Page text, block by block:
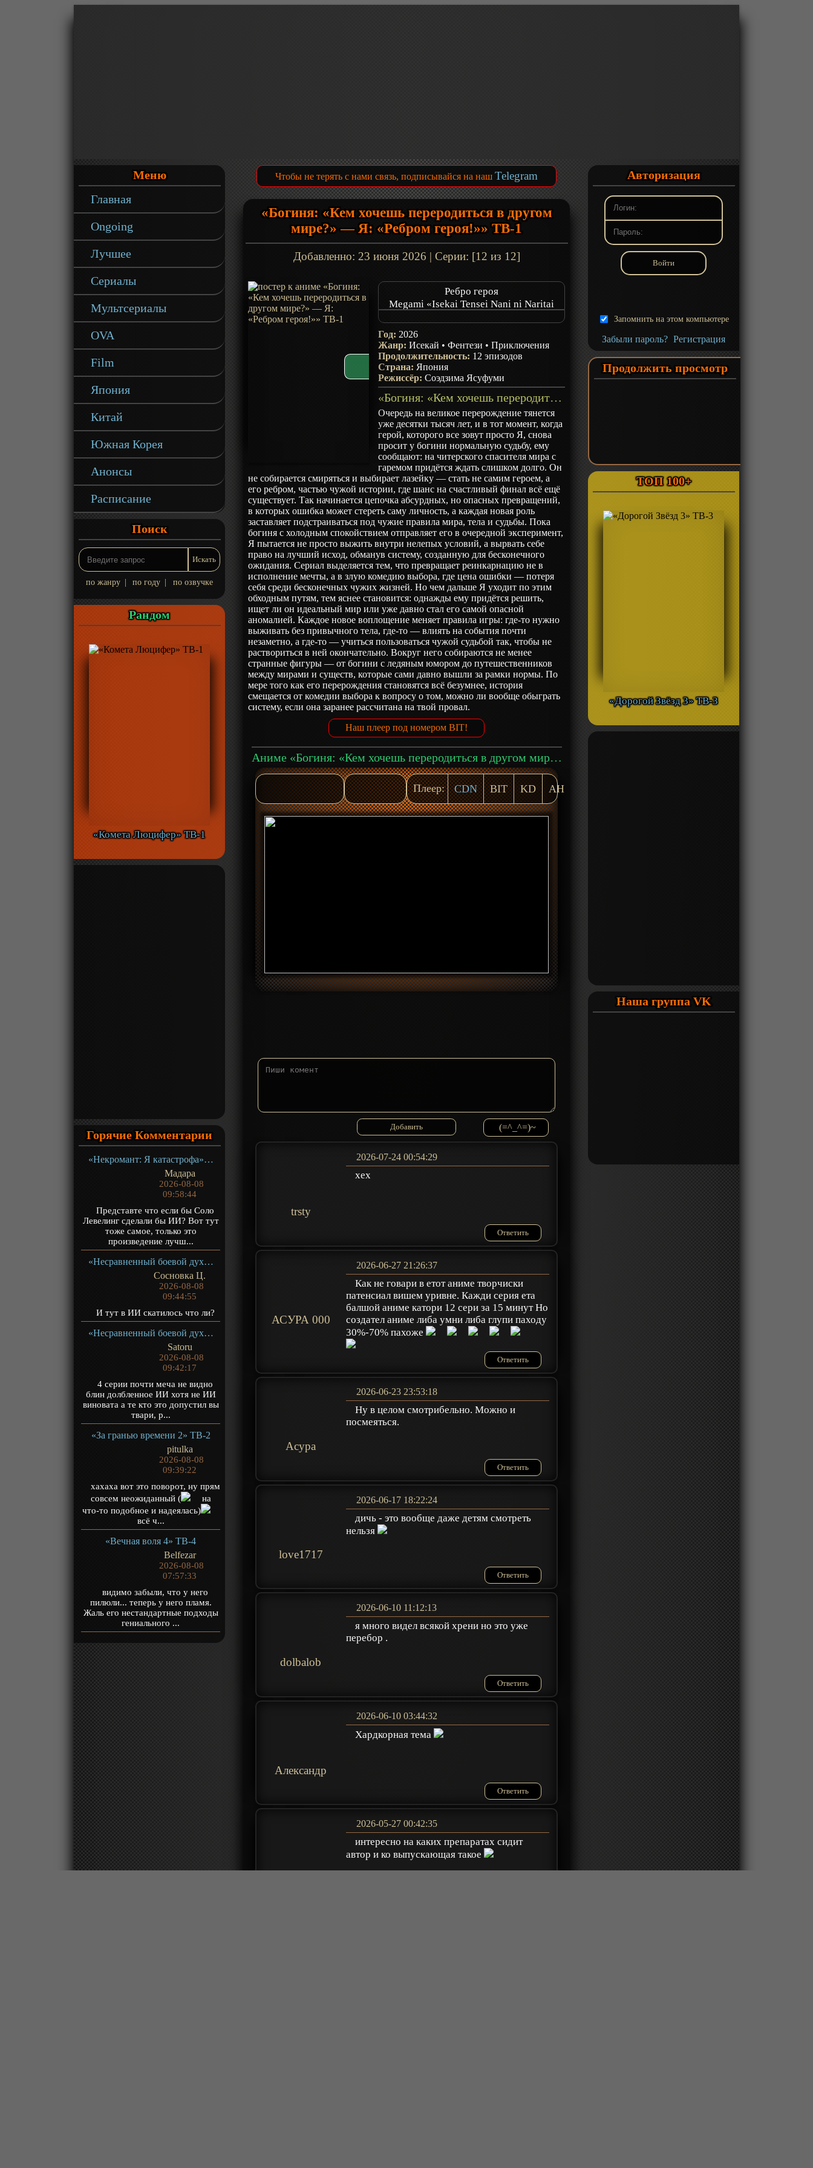
Меню
Главная
Ongoing
Лучшее
Сериалы
Мультсериалы
OVA
Film
Япония
Китай
Южная Корея
Анонсы
Расписание
Поиск
по жанру по году по озвучке
Рандом
«Комета Люцифер» ТВ-1
Горячие Комментарии
«Некромант: Я катастрофа» ТВ-1
Мадара
2026-08-08
09:58:44
Представте что если бы Соло
Левелинг сделали бы ИИ? Вот тут
тоже самое, только это
произведение лучш...
«Несравненный боевой дух 2» ТВ-2
Сосновка Ц.
2026-08-08
09:44:55
И тут в ИИ скатилось что ли?
«Несравненный боевой дух 2» ТВ-2
Satoru
2026-08-08
09:42:17
4 серии почти меча не видно
блин долбленное ИИ хотя не ИИ
виновата а те кто это допустил вы
твари, р...
«За гранью времени 2» ТВ-2
pitulka
2026-08-08
09:39:22
хахаха вот это поворот, ну прям
совсем неожиданный (
на
что-то подобное и надеялась)
всё ч...
«Вечная воля 4» ТВ-4
Belfezar
2026-08-08
07:57:33
видимо забыли, что у него
пилюли... теперь у него пламя.
Жаль его нестандартные подходы
гениального ...
Чтобы не терять с нами связь, подписывайся на наш Telegram
«Богиня: «Кем хочешь переродиться в другом
мире?» — Я: «Ребром героя!»» ТВ-1
Добавленно: 23 июня 2026 | Серии: [12 из 12]
Ребро героя
Megami «Isekai Tensei Nani ni Naritai
My Ribdiculous Reincarnation
Год: 2026
Жанр:Исекай •Фентези •Приключения
Продолжительность: 12 эпизодов
Страна: Япония
Режиссёр:Соэдзима Ясуфуми
«Богиня: «Кем хочешь переродиться в другом мире?» — Я: «Ребром героя!»» ТВ-1 - описание
Очередь на великое перерождение тянется
уже десятки тысяч лет, и в тот момент, когда
герой, которого все зовут просто Я, снова
просит у богини нормальную судьбу, ему
сообщают: на читерского спасителя мира с
гаремом придётся ждать слишком долго. Он
не собирается смиряться и выбирает лазейку — стать не самим героем, а
его ребром, частью чужой истории, где шанс на счастливый финал всё ещё
существует. Так начинается цепочка абсурдных, но опасных превращений,
в которых ошибка может стереть саму личность, а каждая новая роль
заставляет подстраиваться под чужие правила мира, тела и судьбы. Пока
богиня с холодным спокойствием отправляет его в очередной эксперимент,
Я пытается не просто выжить внутри нелепых условий, а вырвать себе
право на лучший исход, обманув систему, созданную для бесконечного
ожидания. Сериал выделяется тем, что превращает реинкарнацию не в
исполнение мечты, а в злую комедию выбора, где цена ошибки — потеря
себя среди бесконечных чужих жизней. Но чем дальше Я уходит по этим
обходным путям, тем яснее становится: однажды ему придётся решить,
ищет ли он идеальный мир или уже давно стал его самой опасной
аномалией. Каждое новое воплощение меняет правила игры: где-то нужно
выживать без привычного тела, где-то — влиять на события почти
незаметно, а где-то — учиться пользоваться чужой судьбой так, чтобы не
раствориться в ней окончательно. Вокруг него собираются не менее
странные фигуры — от богини с ледяным юмором до путешественников
между мирами и существ, которые сами давно вышли за рамки нормы. По
мере того как его перерождения становятся всё безумнее, история
смещается от комедии выбора к вопросу о том, можно ли вообще обыграть
систему, если она заранее рассчитана на твой провал.
Наш плеер под номером BIT!
Аниме «Богиня: «Кем хочешь переродиться в другом мире?» — Я: «Ребром героя!»» ТВ-1 смотреть онлайн
Плеер: CDN BIT KD AH
(=^_^=)~
trsty
2026-07-24 00:54:29
хех
Ответить
АСУРА 000
2026-06-27 21:26:37
Как не говари в етот аниме творчиски
патенсиал вишем уривне. Кажди серия ета
балшой аниме катори 12 сери за 15 минут Но
создател аниме либа умни либа глупи паходу
30%-70% пахоже
Ответить
Acypa
2026-06-23 23:53:18
Ну в целом смотрибельно. Можно и
посмеяться.
Ответить
love1717
2026-06-17 18:22:24
дичь - это вообще даже детям смотреть
нельзя
Ответить
dolbalob
2026-06-10 11:12:13
я много видел всякой хрени но это уже
перебор .
Ответить
Александр
2026-06-10 03:44:32
Хардкорная тема
Ответить
2026-05-27 00:42:35
интересно на каких препаратах сидит
автор и ко выпускающая такое
Авторизация
Запомнить на этом компьютере
Забыли пароль? Регистрация
Продолжить просмотр
ТОП 100+
«Дорогой Звёзд 3» ТВ-3
Наша группа VK